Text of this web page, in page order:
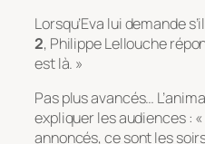
Lorsqu’Eva lui demande
2, Philippe Lellouche
est là. »
Pas plus avancés…
expliquer les audiences :
annoncés, ce sont les